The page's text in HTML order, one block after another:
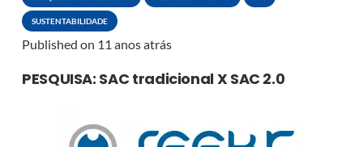
SUSTENTABILIDADE
Published on 11 anos atrás
PESQUISA: SAC tradicional X SAC 2.0